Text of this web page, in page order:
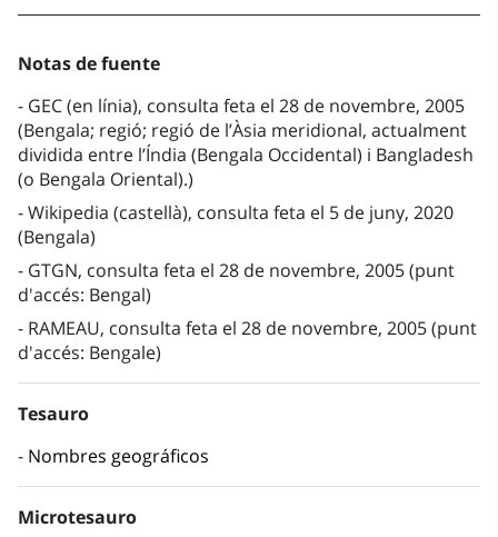
Notas de fuente
GEC (en línia), consulta feta el 28 de novembre, 2005
(Bengala; regió; regió de l’Àsia meridional, actualment
dividida entre l’Índia (Bengala Occidental) i Bangladesh
(o Bengala Oriental).)
Wikipedia (castellà), consulta feta el 5 de juny, 2020
(Bengala)
GTGN, consulta feta el 28 de novembre, 2005 (punt
d'accés: Bengal)
RAMEAU, consulta feta el 28 de novembre, 2005 (punt
d'accés: Bengale)
Tesauro
Nombres geográficos
Microtesauro